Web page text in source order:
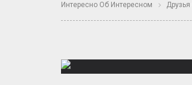
Интересно Об Интересном Друзья